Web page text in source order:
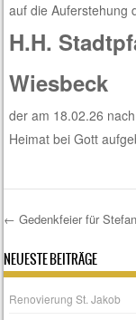
auf die Auferstehung
H.H.
Wiesbeck
der am 18.02.26
Heimat bei Gott
Post
← Gedenkfeier für
NEUESTE BEITRÄGE
Renovierung St. Jakob